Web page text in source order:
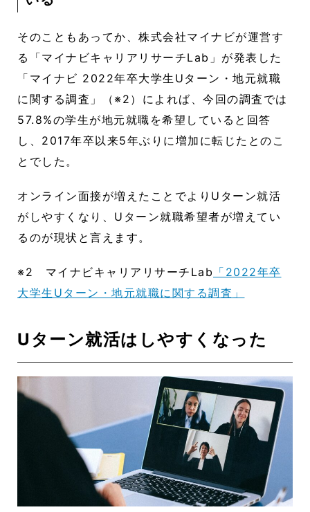
そのこともあってか、株式会社マイナビが運営す
る「マイナビキャリアリサーチLab」が発表した
「マイナビ 2022年卒大学生Uターン・地元就職
に関する調査」（※2）によれば、今回の調査では
57.8%の学生が地元就職を希望していると回答
し、2017年卒以来5年ぶりに増加に転じたとのこ
とでした。
オンライン面接が増えたことでよりUターン就活
がしやすくなり、Uターン就職希望者が増えてい
るのが現状と言えます。
※2 マイナビキャリアリサーチLab 「2022年卒
大学生Uターン・地元就職に関する調査」
Uターン就活はしやすくなった